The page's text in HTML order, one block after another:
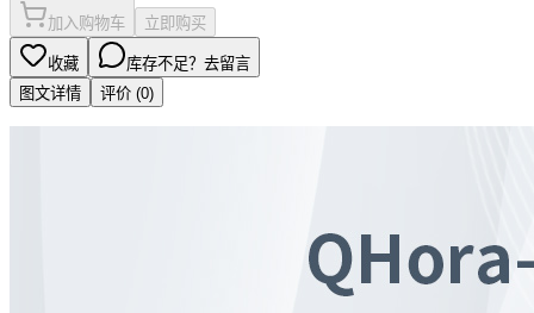
加入购物车 立即购买
收藏
库存不足？去留言
图文详情
评价 (0)